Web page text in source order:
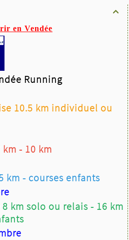

en Vendée
Running
10.5 km individuel ou
- 10 km
km - courses enfants
km solo ou relais - 16 km